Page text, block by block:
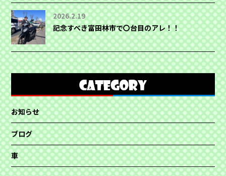
2026.2.19
記念すべき富田林市で〇台目のアレ！！
お知らせ
ブログ
車